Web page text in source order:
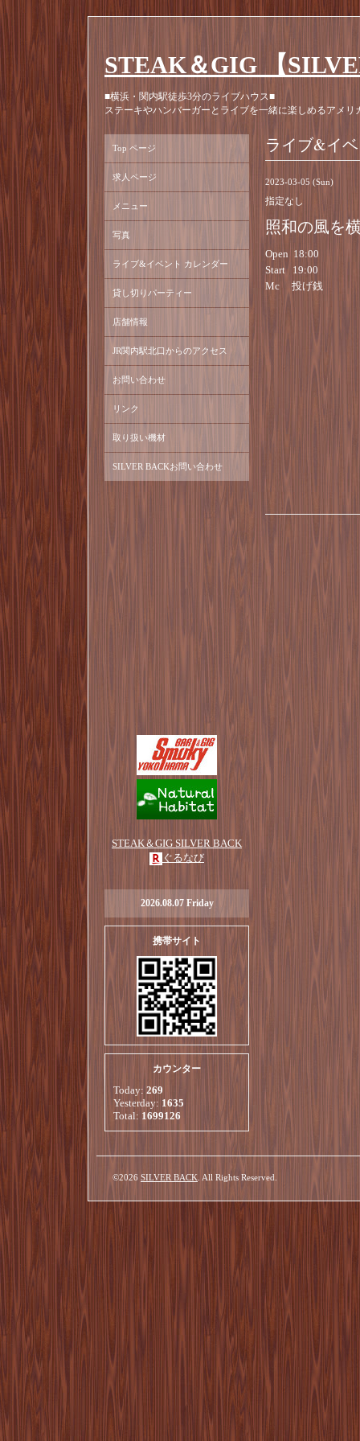
STEAK＆GIG 【
■横浜・関内駅徒歩3分のライブハウス■
ステーキやハンバーガーとライブを一緒に楽しめるアメリ
ライブ&イ
2023-03-05 (Sun)
指定なし
照和の風を
Open 18:00
Start 19:00
Mc 投げ銭
Top ページ
求人ページ
メニュー
写真
ライブ&イベント カレンダー
貸し切りパーティー
店舗情報
JR関内駅北口からのアクセス
お問い合わせ
リンク
取り扱い機材
SILVER BACKお問い合わせ
STEAK＆GIG SILVER BACK
ぐるなび
2026.08.07 Friday
携帯サイト
カウンター
Today: 269
Yesterday: 1635
Total: 1699126
©2026 SILVER BACK . All Rights Reserved.